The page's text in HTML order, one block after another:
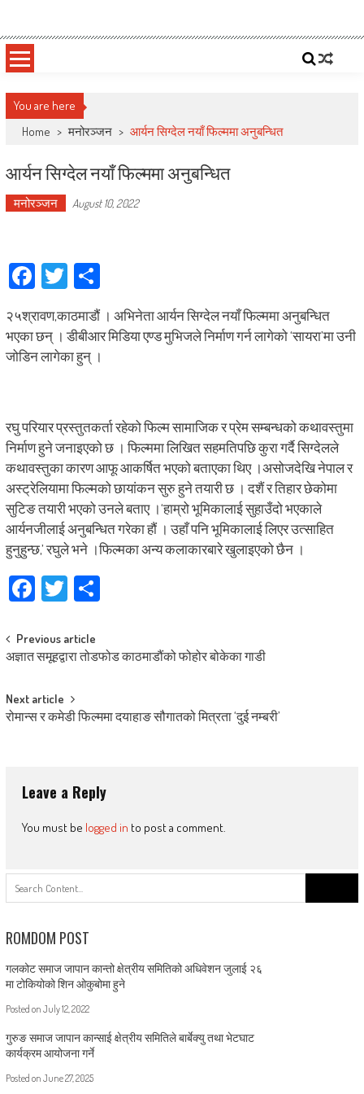
content
Deepshree Online
You are here
Home > मनोरञ्जन > आर्यन सिग्देल नयाँ फिल्ममा अनुबन्धित
आर्यन सिग्देल नयाँ फिल्ममा अनुबन्धित
मनोरञ्जन August 10, 2022
Facebook
TwitterShare
२५श्रावण,काठमाडौं । अभिनेता आर्यन सिग्देल नयाँ फिल्ममा अनुबन्धित
भएका छन् । डीबीआर मिडिया एण्ड मुभिजले निर्माण गर्न लागेको ‘सायरा’मा उनी
जोडिन लागेका हुन् ।
रघु परियार प्रस्तुतकर्ता रहेको फिल्म सामाजिक र प्रेम सम्बन्धको कथावस्तुमा
निर्माण हुने जनाइएको छ । फिल्ममा लिखित सहमतिपछि कुरा गर्दै सिग्देलले
कथावस्तुका कारण आफू आकर्षित भएको बताएका थिए ।असोजदेखि नेपाल र
अस्ट्रेलियामा फिल्मको छायांकन सुरु हुने तयारी छ । दशैं र तिहार छेकोमा
सुटिङ तयारी भएको उनले बताए ।‘हाम्रो भूमिकालाई सुहाउँदो भएकाले
आर्यनजीलाई अनुबन्धित गरेका हौं । उहाँ पनि भूमिकालाई लिएर उत्साहित
हुनुहुन्छ,’ रघुले भने ।फिल्मका अन्य कलाकारबारे खुलाइएको छैन ।
Facebook
TwitterShare
Post
navigation
Previous article
अज्ञात समूहद्वारा तोडफोड काठमाडौंको फोहोर बोकेका गाडी
Next article
रोमान्स र कमेडी फिल्ममा दयाहाङ सौगातको मित्रता ‘दुई नम्बरी’
Leave a Reply
You must be logged in to post a comment.
for:
ROMDOM POST
गलकोट समाज जापान कान्तो क्षेत्रीय समितिको अधिवेशन जुलाई २६
मा टोकियोको शिन ओकुबोमा हुने
Posted on July 12, 2022
गुरुङ समाज जापान कान्साई क्षेत्रीय समितिले बार्बेक्यु तथा भेटघाट
कार्यक्रम आयोजना गर्ने
Posted on June 27, 2025